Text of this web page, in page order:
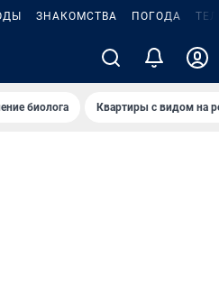
ЗНАКОМСТВА ПОГОДА
биолога Квартиры с видом на